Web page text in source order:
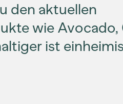
den aktuellen
wie Avocado,
ist